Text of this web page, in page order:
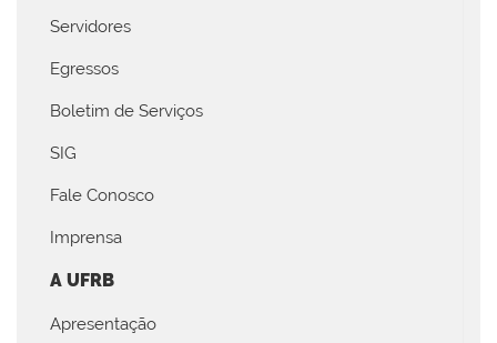
Servidores
Egressos
Boletim de Serviços
SIG
Fale Conosco
Imprensa
A UFRB
Apresentação